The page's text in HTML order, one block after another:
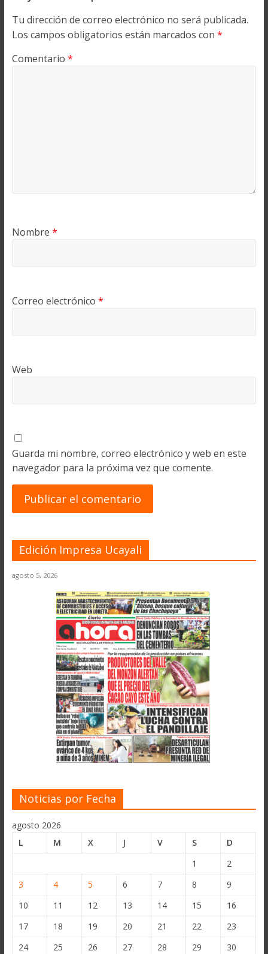
Tu dirección de correo electrónico no será publicada.
Los campos obligatorios están marcados con *
Comentario *
Nombre *
Correo electrónico *
Web
Guarda mi nombre, correo electrónico y web en este
navegador para la próxima vez que comente.
Edición Impresa Ucayali
agosto 5, 2026
Noticias por Fecha
agosto 2026
L
M X J V S
D
1
2
3
4 5 6 7 8
9
10
11 12 13 14 15
16
17
18 19 20 21 22
23
24
25 26 27 28 29
30